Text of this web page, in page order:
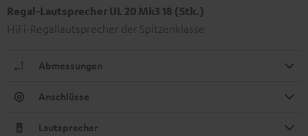
Regal-Lautsprecher UL 20 Mk3 18 (Stk.)
HiFi-Regallautsprecher der Spitzenklasse
Abmessungen
Anschlüsse
Lautsprecher